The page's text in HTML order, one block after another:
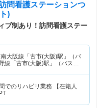
問看護ステーションつ
)
ブ制あり！訪問看護ステー
大阪線「古市(大阪)駅」（バ
線「古市(大阪)駅」（バス・
リハビリ業務 【在籍人